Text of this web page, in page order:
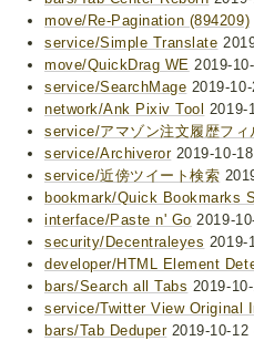
move/Re-Pagination (894209)
service/Simple Translate
move/QuickDrag WE 2019-
service/SearchMage 2019-
network/Ank Pixiv Tool 2019-
service/アマゾン注文履歴フィ
service/Archiveror2019-10-
service/近傍ツイート検索
bookmark/Quick Bookmarks
interface/Paste n' Go 2019-
security/Decentraleyes 2019-
developer/HTML Element
bars/Search all Tabs 2019-
service/Twitter View Original
bars/Tab Deduper2019-10-12